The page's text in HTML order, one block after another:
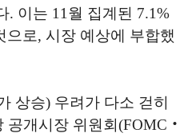
. 이는 11월 집계된 7.1%
으로, 시장 예상에 부합했
상승) 우려가 다소 걷히
공개시장 위원회(FOMC‧